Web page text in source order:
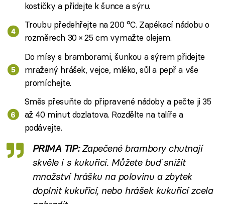
kostičky a přidejte k šunce a sýru.
Troubu předehřejte na 200 °C. Zapékací nádobu o
rozměrech 30 × 25 cm vymažte olejem.
Do mísy s bramborami, šunkou a sýrem přidejte
mražený hrášek, vejce, mléko, sůl a pepř a vše
promíchejte.
Směs přesuňte do připravené nádoby a pečte ji 35
až 40 minut dozlatova. Rozdělte na talíře a
podávejte.
PRIMA TIP:Zapečené brambory chutnají
skvěle i s kukuřicí. Můžete buď snížit
množství hrášku na polovinu a zbytek
doplnit kukuřicí, nebo hrášek kukuřicí zcela